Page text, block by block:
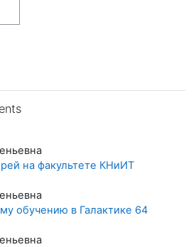
на факультете КНиИТ
обучению в Галактике 64